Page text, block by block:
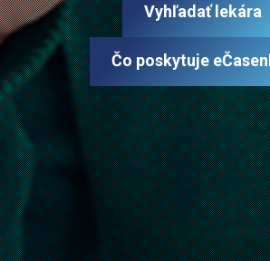
Vyhľadať lekára
Čo poskytuje